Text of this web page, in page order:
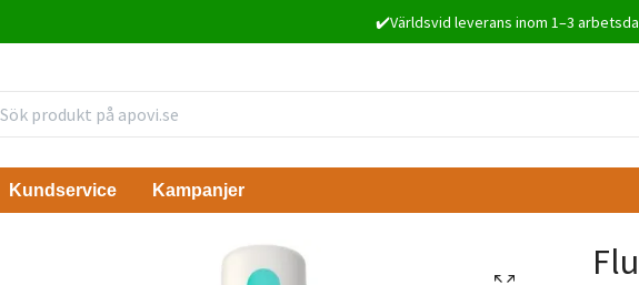
✔️Världsvid leverans inom 1–3
Kundservice Kampanjer